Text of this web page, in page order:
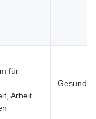
für
Arbeit